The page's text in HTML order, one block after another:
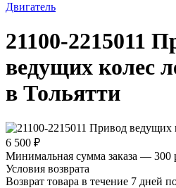
Двигатель
21100-2215011
ведущих колес
в Тольятти
6 500 ₽
Минимальная сумма заказа — 300
Условия возврата
Возврат товара в течение 7 дней